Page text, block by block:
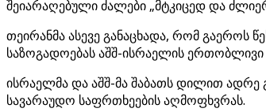
შეიარაღებული ძალები „მტკიცედ და
თეირანმა ასევე განაცხადა, რომ გაეროს
საზოგადოებას აშშ-ისრაელის ერთობლივი
ისრაელმა და აშშ-მა შაბათს დილით ადრე
სავარაუდო საფრთხეების აღმოფხვრას.